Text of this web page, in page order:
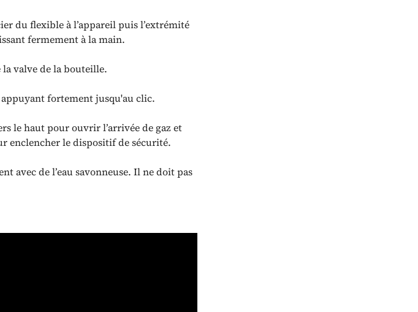
du flexible à l’appareil puis l’extrémité
fermement à la main.
valve de la bouteille.
fortement jusqu'au clic.
le haut pour ouvrir l’arrivée de gaz et
enclencher le dispositif de sécurité.
avec de l’eau savonneuse. Il ne doit pas